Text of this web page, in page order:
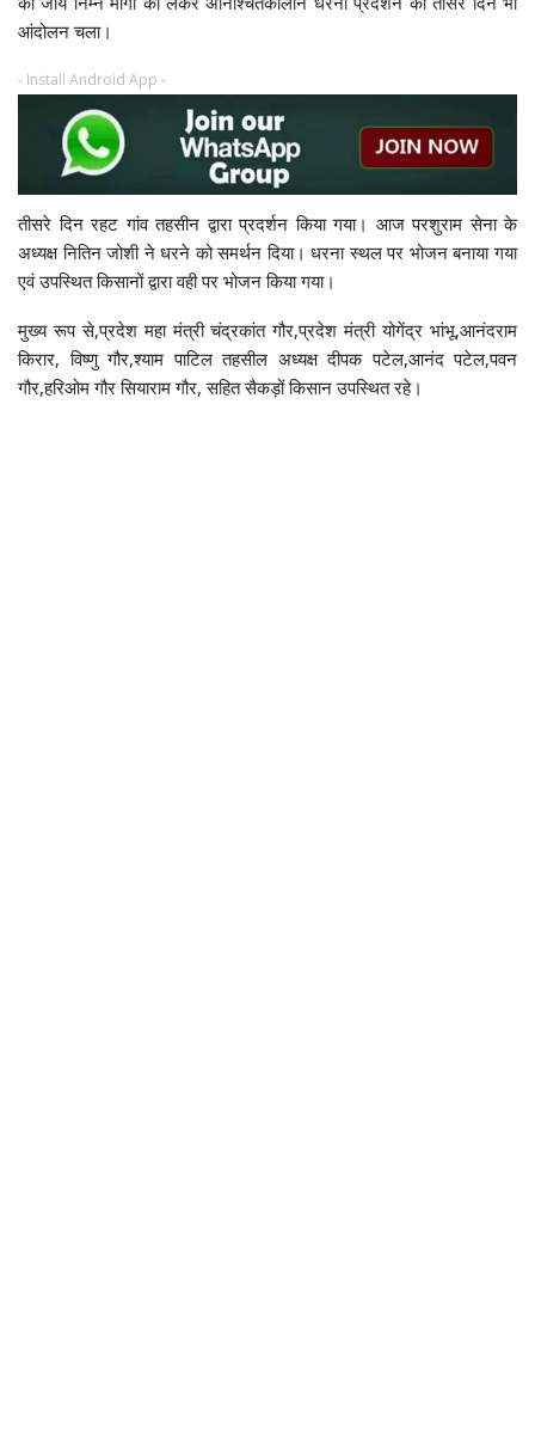
आंदोलन चला।
- Install Android App -
तीसरे दिन रहट गांव तहसीन द्वारा प्रदर्शन किया गया। आज परशुराम सेना के
अध्यक्ष नितिन जोशी ने धरने को समर्थन दिया। धरना स्थल पर भोजन बनाया गया
एवं उपस्थित किसानों द्वारा वही पर भोजन किया गया।
मुख्य रूप से,प्रदेश महा मंत्री चंद्रकांत गौर,प्रदेश मंत्री योगेंद्र भांभू,आनंदराम
किरार, विष्णु गौर,श्याम पाटिल तहसील अध्यक्ष दीपक पटेल,आनंद पटेल,पवन
गौर,हरिओम गौर सियाराम गौर, सहित सैकड़ों किसान उपस्थित रहे।